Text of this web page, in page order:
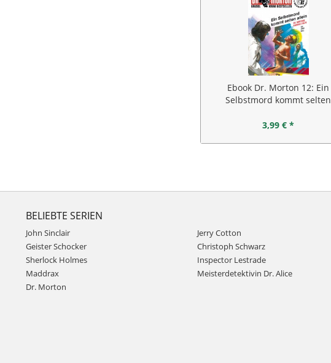
Ebook Dr. Morton 12: Ein
Selbstmord kommt selten
3,99 € *
BELIEBTE SERIEN
John Sinclair
Geister Schocker
Sherlock Holmes
Maddrax
Dr. Morton
Jerry Cotton
Christoph Schwarz
Inspector Lestrade
Meisterdetektivin Dr. Alice